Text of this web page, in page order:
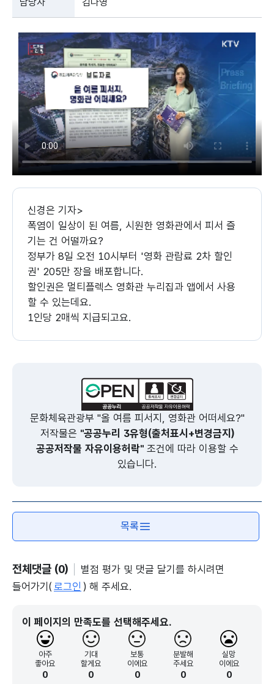
신경은 기자>
폭염이 일상이 된 여름, 시원한 영화관에서 피서 즐
기는 건 어떨까요?
정부가 8일 오전 10시부터 '영화 관람료 2차 할인
권' 205만 장을 배포합니다.
할인권은 멀티플렉스 영화관 누리집과 앱에서 사용
할 수 있는데요.
1인당 2매씩 지급되고요.
지금까지 보도자료 브리핑이었습니다.
문화체육관광부 "올 여름 피서지, 영화관 어떠세요?"
저작물은 "공공누리 3유형(출처표시+변경금지)
공공저작물 자유이용허락"조건에 따라 이용할 수
있습니다.
목록
전체댓글 (0)
별점 평가 및 댓글 달기를 하시려면
들어가기( 로그인 ) 해 주세요.
이 페이지의 만족도를 선택해주세요.
아주
좋아요
0
기대
할게요
0
보통
이에요
0
분발해
주세요
0
실망
이에요
0